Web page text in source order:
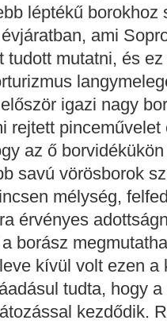
léptékű
ami
tudott mutatni, és
igazi nagy
rejtett
az ő
savú vörösborok
mélység,
érvényes
borász
kívül volt ezen
tudta, hogy
kezdődik.